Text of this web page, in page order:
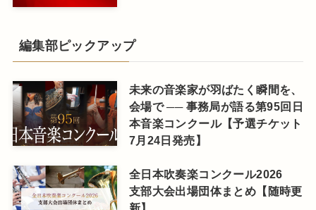
編集部ピックアップ
未来の音楽家が羽ばたく瞬間を、
会場で ── 事務局が語る第95回日
本音楽コンクール【予選チケット
7月24日発売】
全日本吹奏楽コンクール2026
支部大会出場団体まとめ【随時更